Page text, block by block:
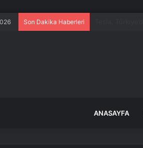
Son Dakika Haberleri
ANASAYFA